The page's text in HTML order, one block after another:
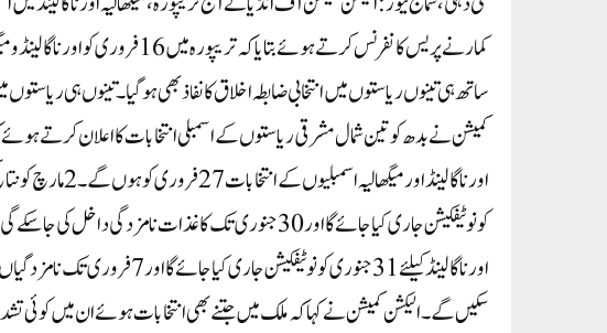
سکیں گے۔الیکشن کمیشن نے کہا کہ ملک میں جتنے بھی انتخابات ہوئے ان میں کوئی